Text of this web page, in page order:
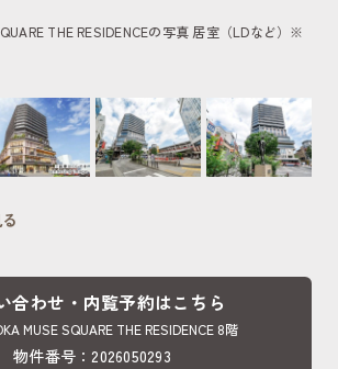
THE RESIDENCEの写真 居室（LDなど） ※
合わせ・内覧予約はこちら
MUSE SQUARE THE RESIDENCE 8階
物件番号：2026050293